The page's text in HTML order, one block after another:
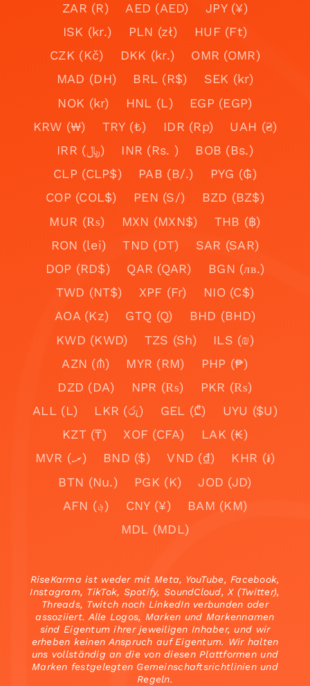
ZAR (R)
AED (AED)
JPY (¥)
ISK (kr.)
PLN (zł)
HUF (Ft)
CZK (Kč)
DKK (kr.)
OMR (OMR)
MAD (DH)
BRL (R$)
SEK (kr)
NOK (kr)
HNL (L)
EGP (EGP)
KRW (₩)
TRY (₺) IDR (Rp)
UAH (₴)
IRR (﷼)
INR (Rs. )
BOB (Bs.)
CLP (CLP$)
PAB (B/.)
PYG (₲)
COP (COL$)
PEN (S/)
BZD (BZ$)
MUR (₨)
MXN (MXN$)
THB (฿)
RON (lei)
TND (DT)
SAR (SAR)
DOP (RD$)
QAR (QAR)
BGN (лв.)
TWD (NT$)
XPF (Fr)
NIO (C$)
AOA (Kz)
GTQ (Q)
BHD (BHD)
KWD (KWD)
TZS (Sh)
ILS (₪)
AZN (₼)
MYR (RM)
PHP (₱)
DZD (DA)
NPR (₨)
PKR (₨)
ALL (L)
LKR (රු) GEL (₾)
UYU ($U)
KZT (₸)
XOF (CFA)
LAK (₭)
MVR (.ރ)
BND ($) VND (₫)
KHR (៛)
BTN (Nu.)
PGK (K)
JOD (JD)
AFN (؋)
CNY (¥)
BAM (KM)
MDL (MDL)
RiseKarma ist weder mit Meta, YouTube, Facebook,
Instagram, TikTok, Spotify, SoundCloud, X (Twitter),
Threads, Twitch noch LinkedIn verbunden oder
assoziiert. Alle Logos, Marken und Markennamen
sind Eigentum ihrer jeweiligen Inhaber, und wir
erheben keinen Anspruch auf Eigentum. Wir halten
uns vollständig an die von diesen Plattformen und
Marken festgelegten Gemeinschaftsrichtlinien und
Regeln.